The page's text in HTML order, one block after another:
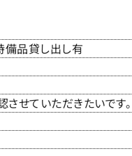
品貸し出し有
せていただきたいです。